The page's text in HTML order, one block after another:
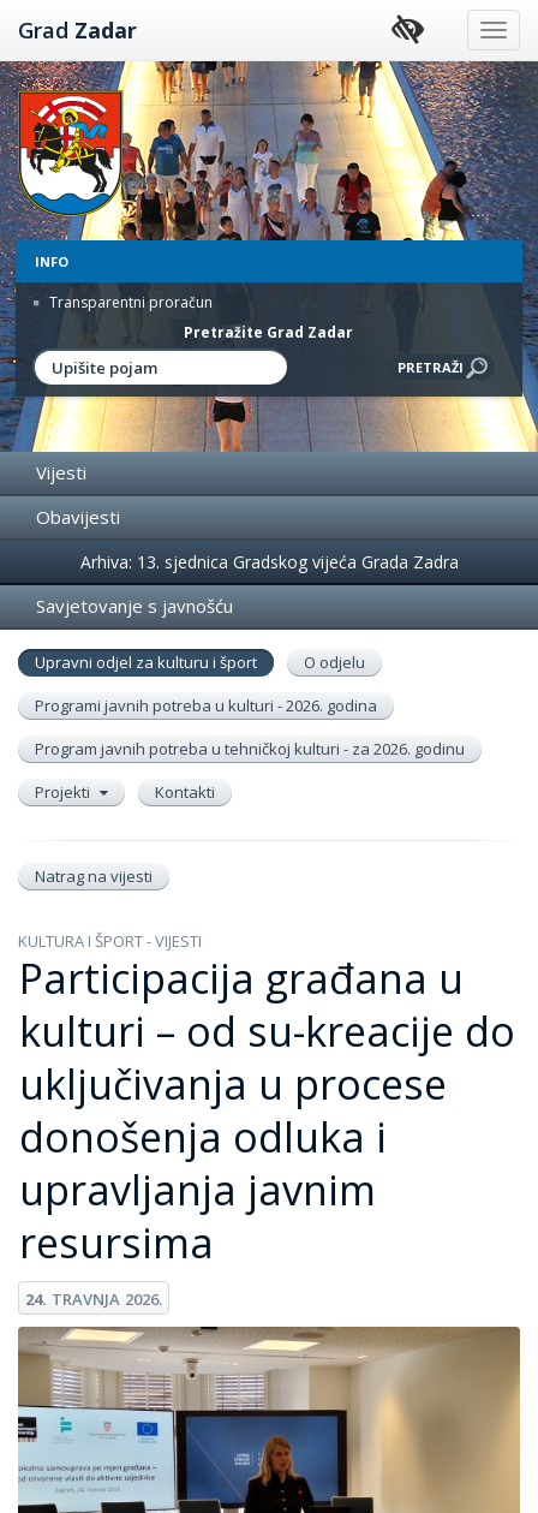
Preskoči
na
sadržaj
Grad Zadar
INFO
Transparentni proračun
Pretražite Grad Zadar
Vijesti
Obavijesti
Događanja
Arhiva: 13. sjednica Gradskog vijeća Grada Zadra
Savjetovanje s javnošću
Upravni odjel za kulturu i šport
O odjelu
Programi javnih potreba u kulturi - 2026. godina
Program javnih potreba u tehničkoj kulturi - za 2026. godinu
Projekti
Kontakti
Natrag na vijesti
KULTURA I ŠPORT - VIJESTI
Participacija građana u
kulturi – od su-kreacije do
uključivanja u procese
donošenja odluka i
upravljanja javnim
resursima
24. TRAVNJA 2026.